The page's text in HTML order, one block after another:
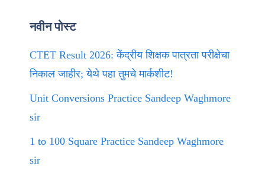
नवीन पोस्ट
CTET Result 2026: केंद्रीय शिक्षक पात्रता परीक्षेचा
निकाल जाहीर; येथे पहा तुमचे मार्कशीट!
Unit Conversions Practice Sandeep Waghmore
sir
1 to 100 Square Practice Sandeep Waghmore
sir